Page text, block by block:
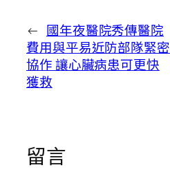
← 國年夜醫院秀傳醫院
費用與平易近防部隊緊密
協作 讓心臟病患可更快
獲救
留言